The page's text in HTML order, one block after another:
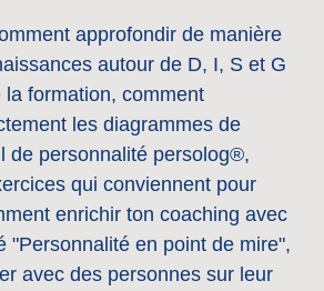
approfondir de manière
autour de D, I, S et G
formation, comment
les diagrammes de
de personnalité persolog®,
qui conviennent pour
enrichir ton coaching avec
"Personnalité en point de mire",
avec des personnes sur leur